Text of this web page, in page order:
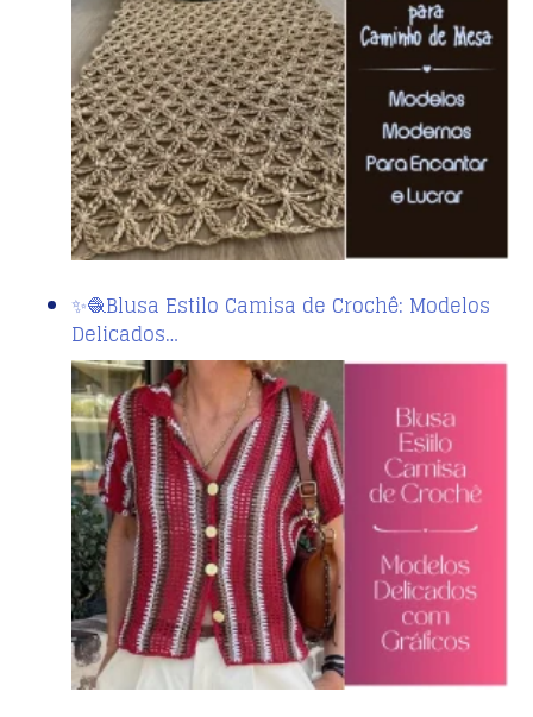
✨🧶Blusa Estilo Camisa de Crochê: Modelos
Delicados…